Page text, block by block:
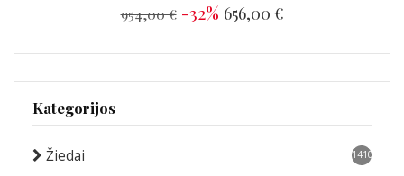
954,00 € -32% 656,00 €
Kategorijos
Žiedai 1410